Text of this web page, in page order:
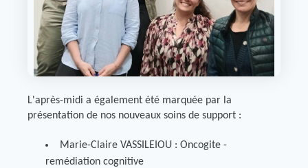
L'après-midi a également été marquée par la
présentation de nos nouveaux soins de support :
Marie-Claire VASSILEIOU : Oncogite -
remédiation cognitive